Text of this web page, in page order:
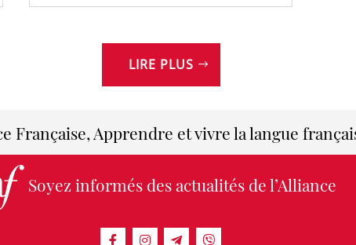
LIRE PLUS
Française, Apprendre et vivre la langue
Soyez informés des actualités de l’Alliance